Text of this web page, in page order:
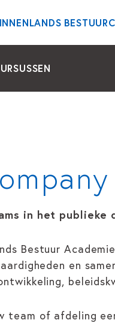
BESTUUR
in het publieke
Bestuur
en
team of afdeling